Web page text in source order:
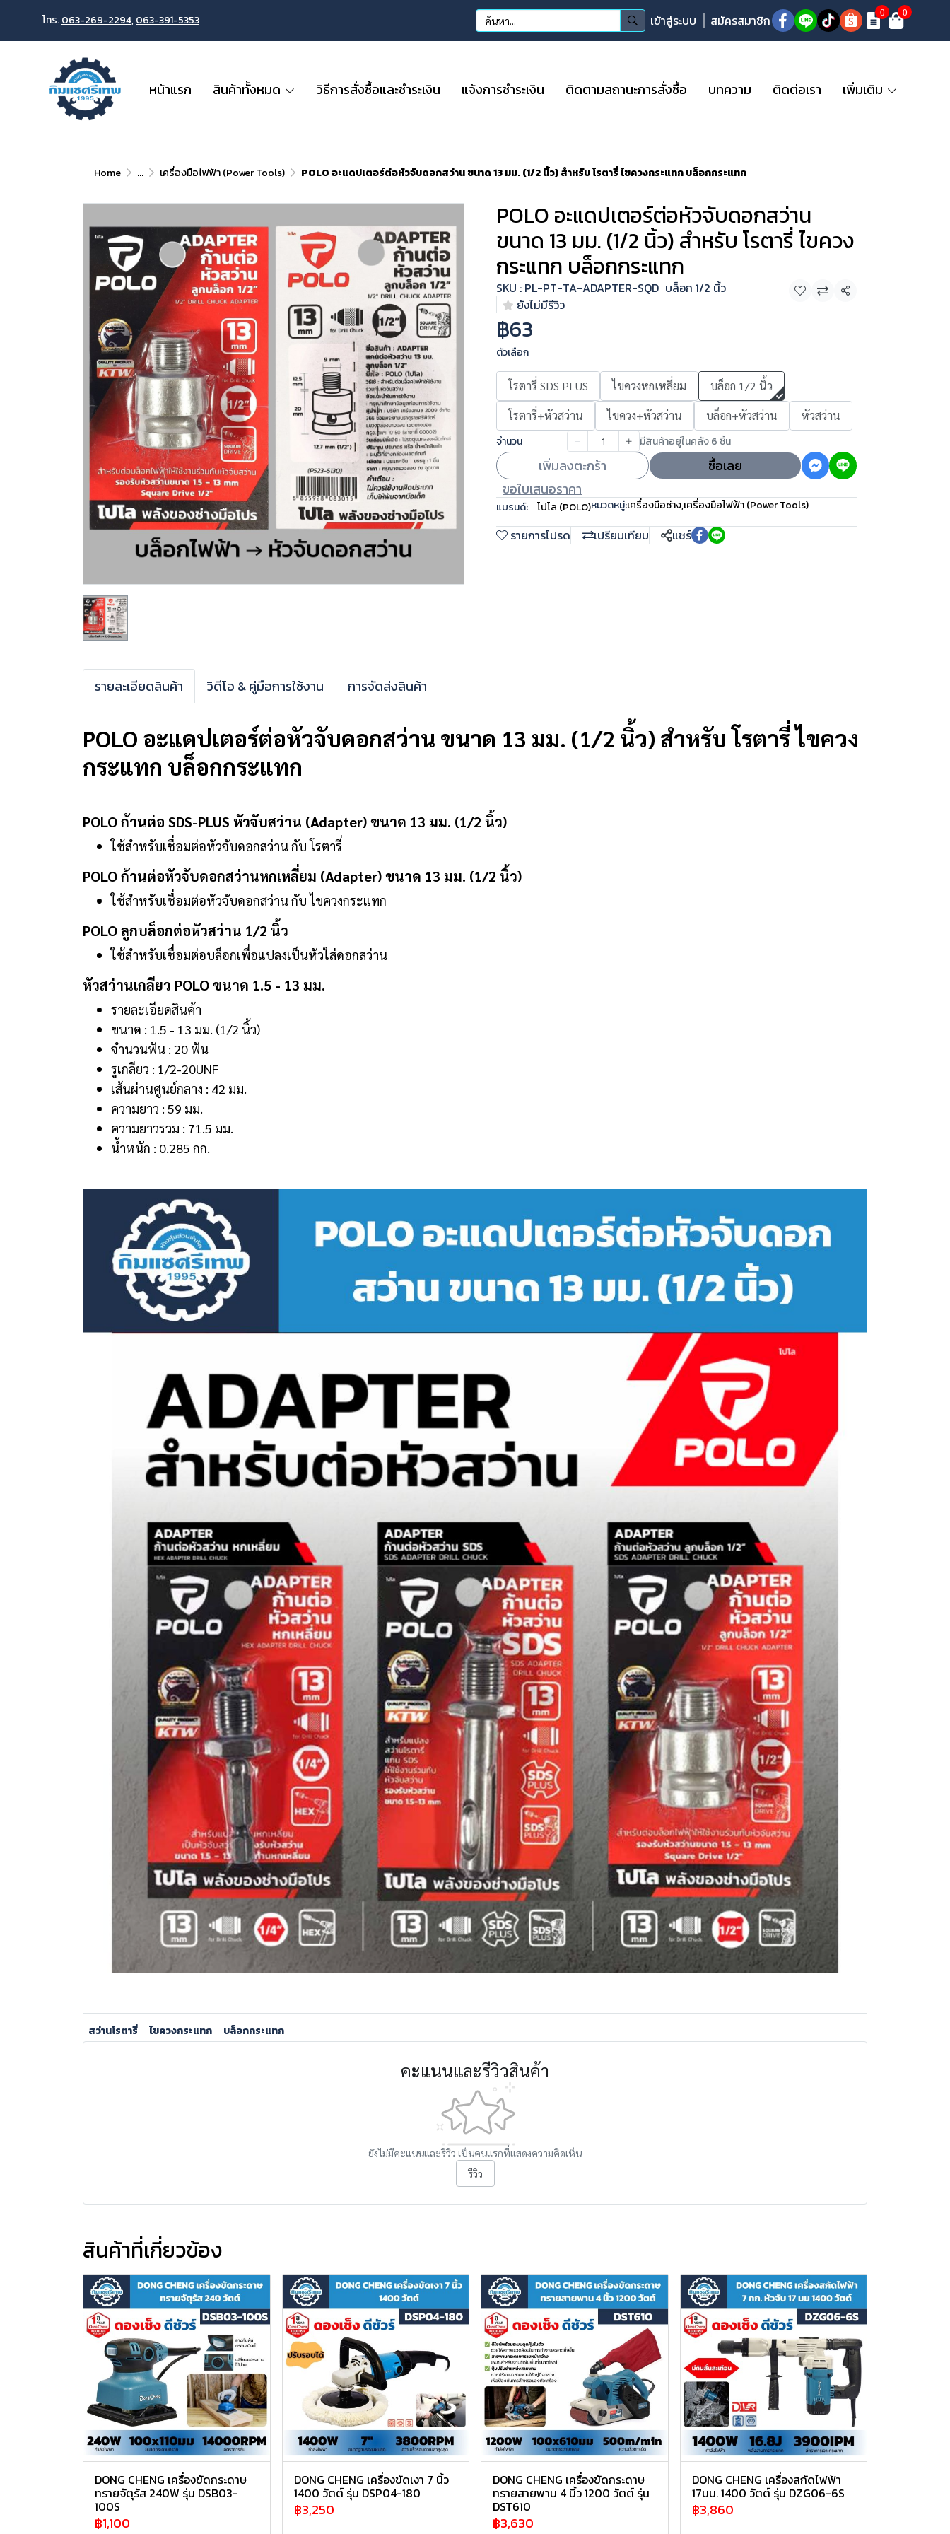
โทร.063-269-2294,063-391-5353 เข้าสู่ระบบ สมัครสมาชิก 0 0
หน้าแรก สินค้าทั้งหมด วิธีการสั่งซื้อและชำระเงิน แจ้งการชำระเงิน ติดตามสถานะการสั่งซื้อ บทความ ติดต่อเรา เพิ่มเติม
Home ... เครื่องมือไฟฟ้า (Power Tools) POLO อะแดปเตอร์ต่อหัวจับดอกสว่าน ขนาด 13 มม. (1/2 นิ้ว) สำหรับ โรตารี่ ไขควงกระแทก บล็อกกระแทก
POLO อะแดปเตอร์ต่อหัวจับดอกสว่าน
ขนาด 13 มม. (1/2 นิ้ว) สำหรับ โรตารี่ ไขควง
กระแทก บล็อกกระแทก
SKU : PL-PT-TA-ADAPTER-SQD บล็อก 1/2 นิ้ว
ยังไม่มีรีวิว
แชร์
฿63
ตัวเลือก
โรตารี่ SDS PLUS ไขควงหกเหลี่ยม
บล็อก 1/2 นิ้ว
โรตารี่+หัวสว่าน
ไขควง+หัวสว่าน บล็อก+หัวสว่าน
หัวสว่าน
จำนวน
มีสินค้าอยู่ในคลัง 6 ชิ้น
เพิ่มลงตะกร้า
ซื้อเลย
ขอใบเสนอราคา
แบรนด์: โปโล (POLO)หมวดหมู่:เครื่องมือช่าง,เครื่องมือไฟฟ้า (Power Tools)
รายการโปรด เปรียบเทียบ แชร์
รายละเอียดสินค้า วิดีโอ & คู่มือการใช้งาน การจัดส่งสินค้า
POLO อะแดปเตอร์ต่อหัวจับดอกสว่าน ขนาด 13 มม. (1/2 นิ้ว) สำหรับ โรตารี่ ไขควง
กระแทก บล็อกกระแทก
POLO ก้านต่อ SDS-PLUS หัวจับสว่าน (Adapter) ขนาด 13 มม. (1/2 นิ้ว)
ใช้สำหรับเชื่อมต่อหัวจับดอกสว่าน กับ โรตารี่
POLO ก้านต่อหัวจับดอกสว่านหกเหลี่ยม (Adapter) ขนาด 13 มม. (1/2 นิ้ว)
ใช้สำหรับเชื่อมต่อหัวจับดอกสว่าน กับ ไขควงกระแทก
POLO ลูกบล็อกต่อหัวสว่าน 1/2 นิ้ว
ใช้สำหรับเชื่อมต่อบล็อกเพื่อแปลงเป็นหัวใส่ดอกสว่าน
หัวสว่านเกลียว POLO ขนาด 1.5 - 13 มม.
รายละเอียดสินค้า
ขนาด : 1.5 - 13 มม. (1/2 นิ้ว)
จำนวนฟัน : 20 ฟัน
รูเกลียว : 1/2-20UNF
เส้นผ่านศูนย์กลาง : 42 มม.
ความยาว : 59 มม.
ความยาวรวม : 71.5 มม.
น้ำหนัก : 0.285 กก.
สว่านโรตารี่ ไขควงกระแทก บล็อกกระแทก
คะแนนและรีวิวสินค้า
ยังไม่มีคะแนนและรีวิว เป็นคนแรกที่แสดงความคิดเห็น
รีวิว
สินค้าที่เกี่ยวข้อง
DONG CHENG เครื่องขัดกระดาษ
ทรายจัตุรัส 240W รุ่น DSB03-
100S
฿1,100
DONG CHENG เครื่องขัดเงา 7 นิ้ว
1400 วัตต์ รุ่น DSP04-180
฿3,250
DONG CHENG เครื่องขัดกระดาษ
ทรายสายพาน 4 นิ้ว 1200 วัตต์ รุ่น
DST610
฿3,630
DONG CHENG เครื่องสกัดไฟฟ้า
17มม. 1400 วัตต์ รุ่น DZG06-6S
฿3,860